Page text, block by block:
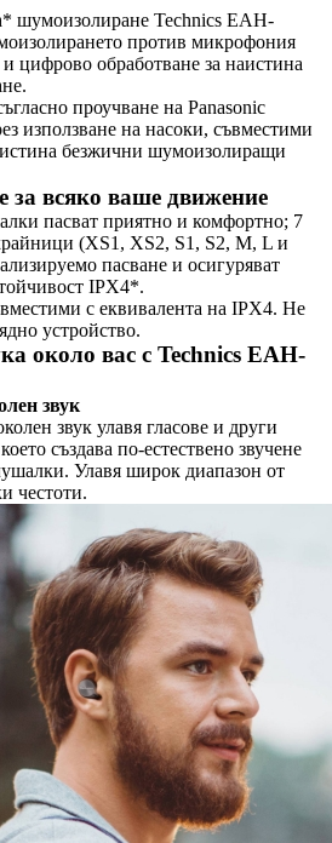
шумоизолиране Technics EAH-
против микрофония
цифрово обработване за наистина
проучване на Panasonic
използване на насоки, съвместими
безжични шумоизолиращи
за всяко ваше движение
пасват приятно и комфортно; 7
(XS1, XS2, S1, S2, M, L и
пасване и осигуряват
IPX4*.
с еквивалента на IPX4. Не
устройство.
около вас с Technics EAH-
звук
звук улавя гласове и други
създава по-естествено звучене
Улавя широк диапазон от
честоти.